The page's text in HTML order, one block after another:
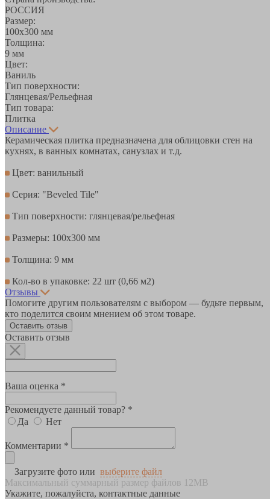
РОССИЯ
Размер:
100х300 мм
Толщина:
9 мм
Цвет:
Ваниль
Тип поверхности:
Глянцевая/Рельефная
Тип товара:
Плитка
Описание
Керамическая плитка предназначена для облицовки стен на
кухнях, в ванных комнатах, санузлах и т.д.
Цвет: ванильный
Серия: "Beveled Tile"
Тип поверхности: глянцевая/рельефная
Размеры: 100х300 мм
Толщина: 9 мм
Кол-во в упаковке: 22 шт (0,66 м2)
Отзывы
Помогите другим пользователям с выбором — будьте первым,
кто поделится своим мнением об этом товаре.
Оставить отзыв
Оставить отзыв
Ваша оценка *
Рекомендуете данный товар? *
Да
Нет
Комментарии *
Загрузите фото или выберите файл
Максимальный суммарный размер файлов 12MB
Укажите, пожалуйста, контактные данные